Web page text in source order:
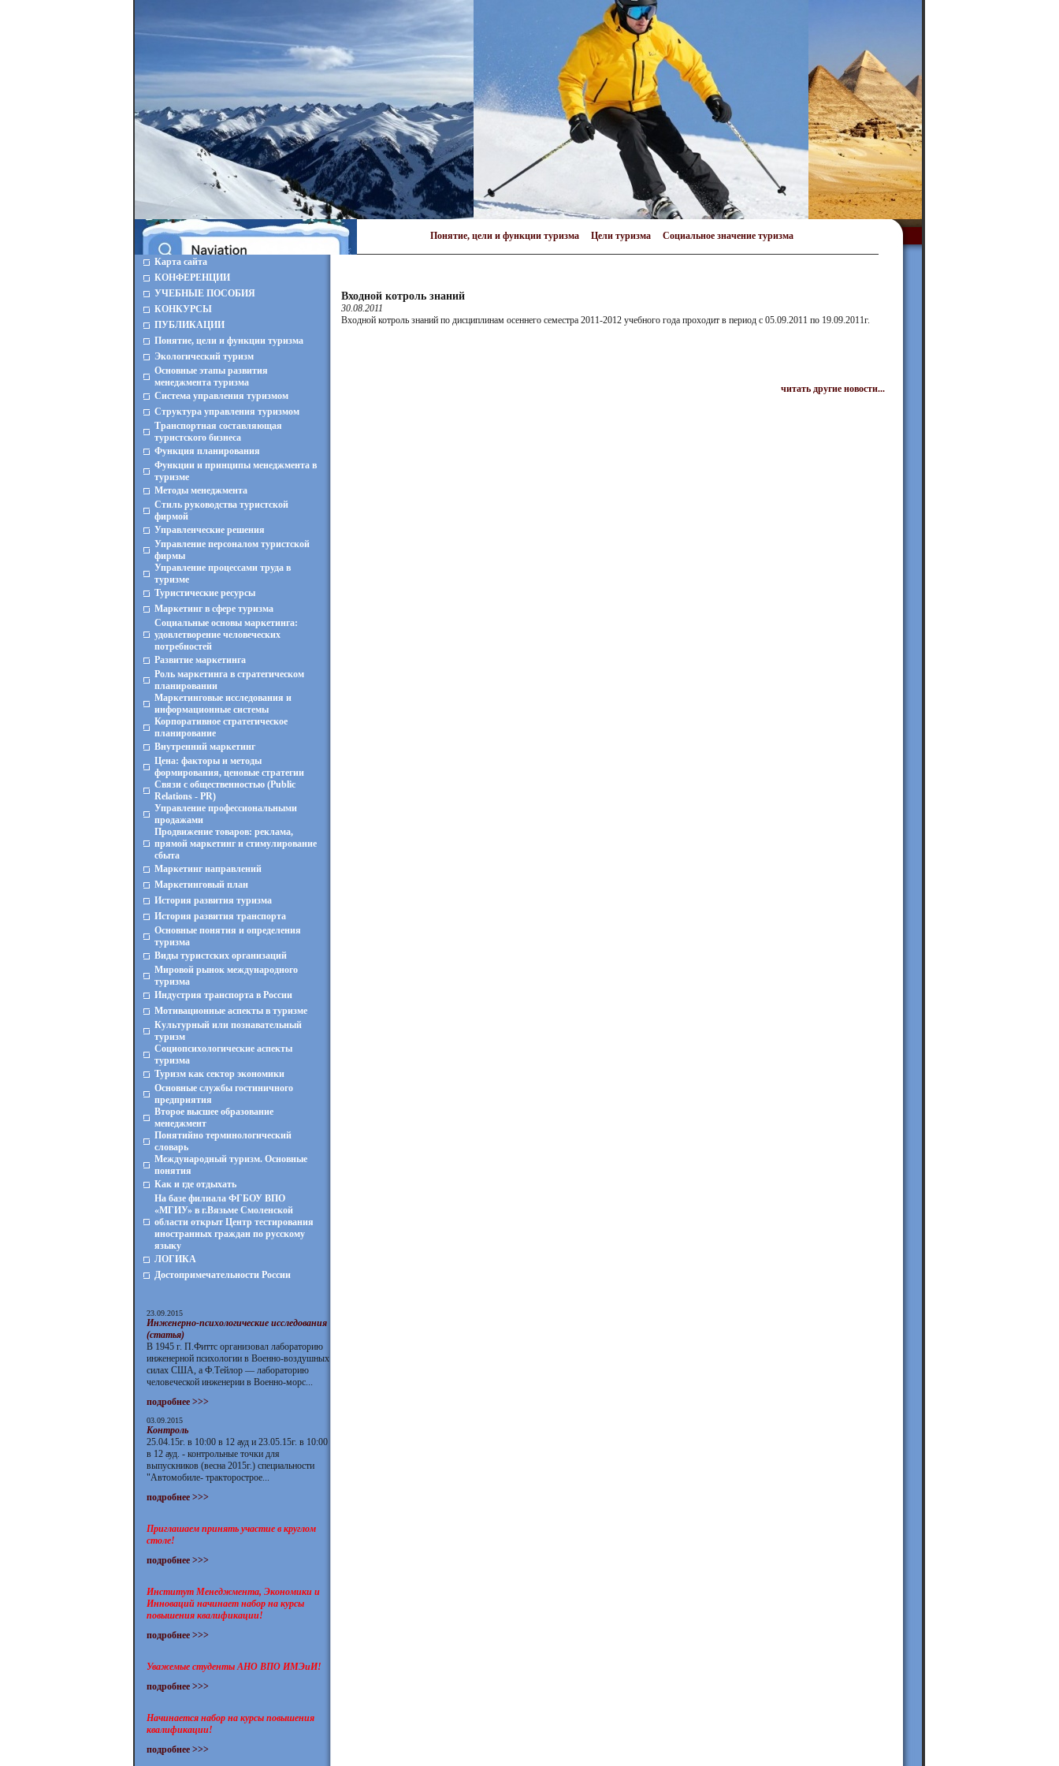
Понятие, цели и функции туризма Цели туризма Социальное значение туризма
Карта сайта
КОНФЕРЕНЦИИ
УЧЕБНЫЕ ПОСОБИЯ
КОНКУРСЫ
ПУБЛИКАЦИИ
Понятие, цели и функции туризма
Экологический туризм
Основные этапы развития
менеджмента туризма
Система управления туризмом
Структура управления туризмом
Транспортная составляющая
туристского бизнеса
Функция планирования
Функции и принципы менеджмента в
туризме
Методы менеджмента
Стиль руководства туристской
фирмой
Управленческие решения
Управление персоналом туристской
фирмы
Управление процессами труда в
туризме
Туристические ресурсы
Маркетинг в сфере туризма
Социальные основы маркетинга:
удовлетворение человеческих
потребностей
Развитие маркетинга
Роль маркетинга в стратегическом
планировании
Маркетинговые исследования и
информационные системы
Корпоративное стратегическое
планирование
Внутренний маркетинг
Цена: факторы и методы
формирования, ценовые стратегии
Связи с общественностью (Public
Relations - PR)
Управление профессиональными
продажами
Продвижение товаров: реклама,
прямой маркетинг и стимулирование
сбыта
Маркетинг направлений
Маркетинговый план
История развития туризма
История развития транспорта
Основные понятия и определения
туризма
Виды туристских организаций
Мировой рынок международного
туризма
Индустрия транспорта в России
Мотивационные аспекты в туризме
Культурный или познавательный
туризм
Социопсихологические аспекты
туризма
Туризм как сектор экономики
Основные службы гостиничного
предприятия
Второе высшее образование
менеджмент
Понятийно терминологический
словарь
Международный туризм. Основные
понятия
Как и где отдыхать
На базе филиала ФГБОУ ВПО
«МГИУ» в г.Вязьме Смоленской
области открыт Центр тестирования
иностранных граждан по русскому
языку
ЛОГИКА
Достопримечательности России
23.09.2015
Инженерно-психологические исследования
(статья)
В 1945 г. П.Фиттс организовал лабораторию
инженерной психологии в Военно-воздушных
силах США, а Ф.Тейлор — лабораторию
человеческой инженерии в Военно-морс...
подробнее >>>
03.09.2015
Контроль
25.04.15г. в 10:00 в 12 ауд и 23.05.15г. в 10:00
в 12 ауд. - контрольные точки для
выпускников (весна 2015г.) специальности
"Автомобиле- тракторострое...
подробнее >>>
Приглашаем принять участие в круглом
столе!
подробнее >>>
Институт Менеджмента, Экономики и
Инноваций начинает набор на курсы
повышения квалификации!
подробнее >>>
Уважемые студенты АНО ВПО ИМЭиИ!
подробнее >>>
Начинается набор на курсы повышения
квалификации!
подробнее >>>
Входной котроль знаний
30.08.2011
Входной котроль знаний по дисциплинам осеннего семестра 2011-2012 учебного года проходит в период с 05.09.2011 по 19.09.2011г.
читать другие новости...